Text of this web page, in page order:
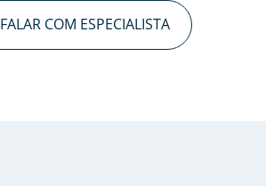
FALAR COM ESPECIALISTA